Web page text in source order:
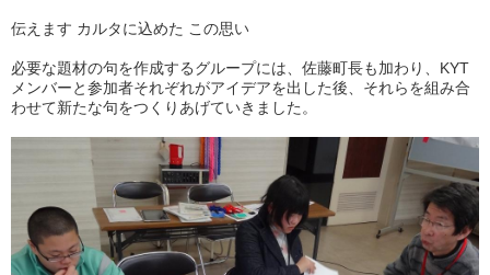
伝えます カルタに込めた この思い
必要な題材の句を作成するグループには、佐藤町長も加わり、KYT
メンバーと参加者それぞれがアイデアを出した後、それらを組み合
わせて新たな句をつくりあげていきました。